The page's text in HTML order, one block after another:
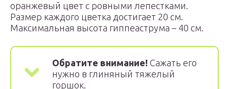
оранжевый цвет с ровными лепестками.
Размер каждого цветка достигает 20 см.
Максимальная высота гиппеаструма – 40 см.
Обратите внимание! Сажать его
нужно в глиняный тяжелый
горшок.